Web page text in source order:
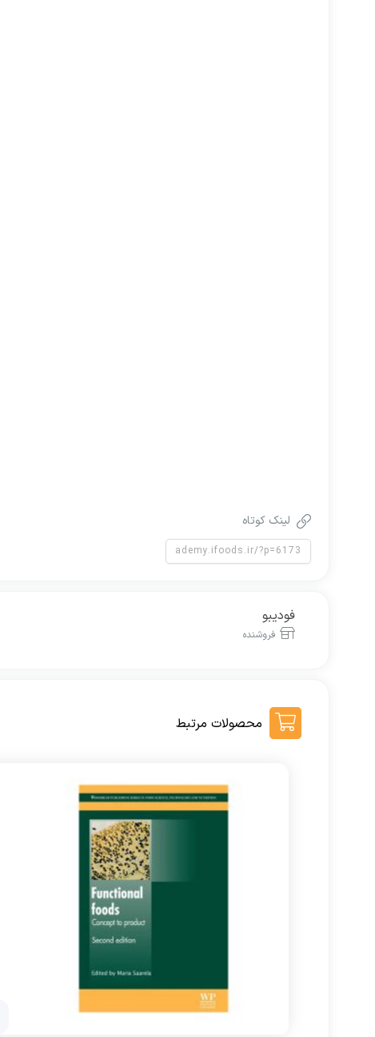
لینک کوتاه
فودیبو
فروشنده
محصولات مرتبط